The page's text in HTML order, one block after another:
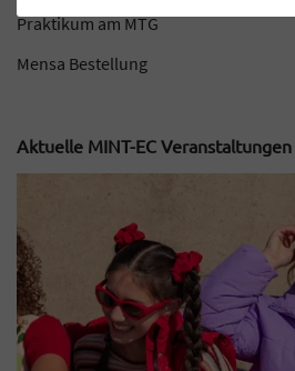
Praktikum am MTG
Mensa Bestellung
Aktuelle MINT-EC Veranstaltungen